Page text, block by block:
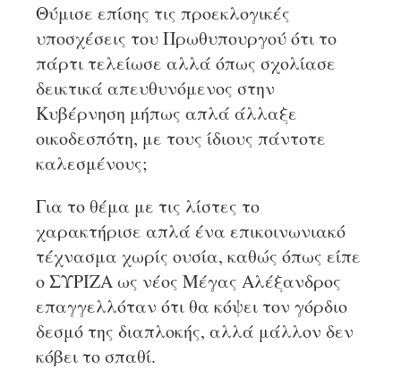
Θύμισε επίσης τις προεκλογικές
υποσχέσεις του Πρωθυπουργού ότι το
πάρτι τελείωσε αλλά όπως σχολίασε
δεικτικά απευθυνόμενος στην
Κυβέρνηση μήπως απλά άλλαξε
οικοδεσπότη, με τους ίδιους πάντοτε
καλεσμένους;
Για το θέμα με τις λίστες το
χαρακτήρισε απλά ένα επικοινωνιακό
τέχνασμα χωρίς ουσία, καθώς όπως είπε
ο ΣΥΡΙΖΑ ως νέος Μέγας Αλέξανδρος
επαγγελλόταν ότι θα κόψει τον γόρδιο
δεσμό της διαπλοκής, αλλά μάλλον δεν
κόβει το σπαθί.